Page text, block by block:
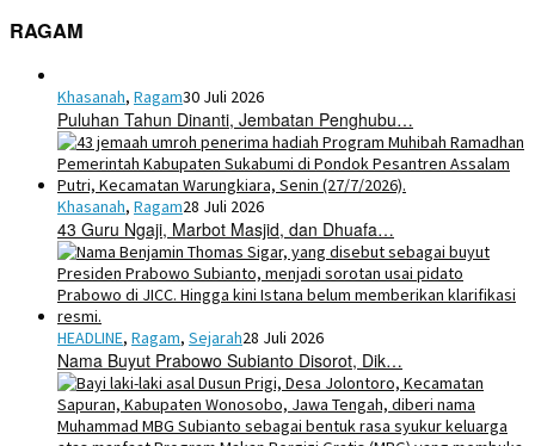
RAGAM
Khasanah, Ragam30 Juli 2026
Puluhan Tahun Dinanti, Jembatan Penghubu…
Khasanah, Ragam28 Juli 2026
43 Guru Ngaji, Marbot Masjid, dan Dhuafa…
HEADLINE, Ragam, Sejarah28 Juli 2026
Nama Buyut Prabowo Subianto Disorot, Dik…